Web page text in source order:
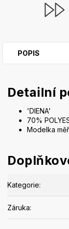
POPIS
Detailní
'DIENA'
70%
Modelka
Kategorie:
Záruka: